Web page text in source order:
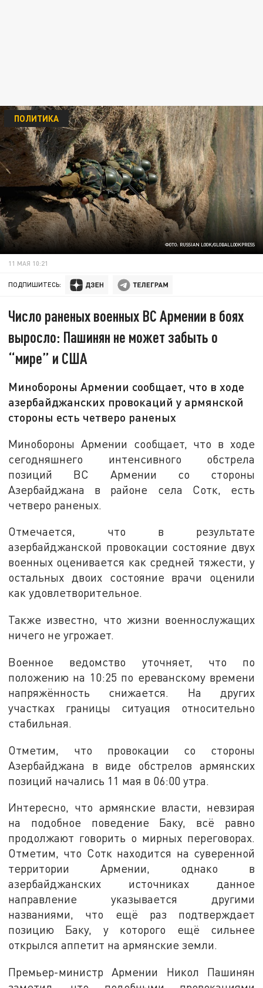
ФОТО: RUSSIAN LOOK/GLOBALLOOKPRESS
ПОЛИТИКА
11 МАЯ 10:21
ПОДПИШИТЕСЬ:
Число раненых военных ВС Армении в боях
выросло: Пашинян не может забыть о
“мире” и США
Минобороны Армении сообщает, что в ходе
азербайджанских провокаций у армянской
стороны есть четверо раненых
Минобороны Армении сообщает, что в ходе
сегодняшнего интенсивного обстрела
позиций ВС Армении со стороны
Азербайджана в районе села Сотк, есть
четверо раненых.
Отмечается, что в результате
азербайджанской провокации состояние двух
военных оценивается как средней тяжести, у
остальных двоих состояние врачи оценили
как удовлетворительное.
Также известно, что жизни военнослужащих
ничего не угрожает.
Военное ведомство уточняет, что по
положению на 10:25 по ереванскому времени
напряжённость снижается. На других
участках границы ситуация относительно
стабильная.
Отметим, что провокации со стороны
Азербайджана в виде обстрелов армянских
позиций начались 11 мая в 06:00 утра.
Интересно, что армянские власти, невзирая
на подобное поведение Баку, всё равно
продолжают говорить о мирных переговорах.
Отметим, что Сотк находится на суверенной
территории Армении, однако в
азербайджанских источниках данное
направление указывается другими
названиями, что ещё раз подтверждает
позицию Баку, у которого ещё сильнее
открылся аппетит на армянские земли.
Премьер-министр Армении Никол Пашинян